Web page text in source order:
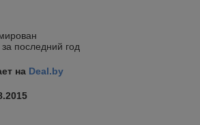
последний год
на Deal.by